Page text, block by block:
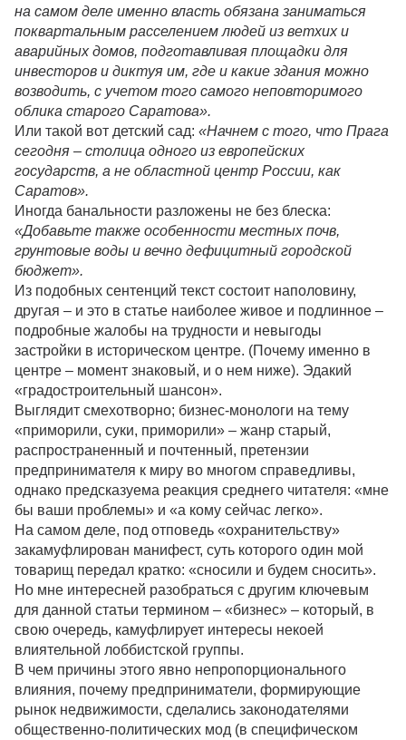
на самом деле именно власть обязана заниматься
поквартальным расселением людей из ветхих и
аварийных домов, подготавливая площадки для
инвесторов и диктуя им, где и какие здания можно
возводить, с учетом того самого неповторимого
облика старого Саратова».
Или такой вот детский сад: «Начнем с того, что Прага
сегодня – столица одного из европейских
государств, а не областной центр России, как
Саратов».
Иногда банальности разложены не без блеска:
«Добавьте также особенности местных почв,
грунтовые воды и вечно дефицитный городской
бюджет».
Из подобных сентенций текст состоит наполовину,
другая – и это в статье наиболее живое и подлинное –
подробные жалобы на трудности и невыгоды
застройки в историческом центре. (Почему именно в
центре – момент знаковый, и о нем ниже). Эдакий
«градостроительный шансон».
Выглядит смехотворно; бизнес-монологи на тему
«приморили, суки, приморили» – жанр старый,
распространенный и почтенный, претензии
предпринимателя к миру во многом справедливы,
однако предсказуема реакция среднего читателя: «мне
бы ваши проблемы» и «а кому сейчас легко».
На самом деле, под отповедь «охранительству»
закамуфлирован манифест, суть которого один мой
товарищ передал кратко: «сносили и будем сносить».
Но мне интересней разобраться с другим ключевым
для данной статьи термином – «бизнес» – который, в
свою очередь, камуфлирует интересы некоей
влиятельной лоббистской группы.
В чем причины этого явно непропорционального
влияния, почему предприниматели, формирующие
рынок недвижимости, сделались законодателями
общественно-политических мод (в специфическом